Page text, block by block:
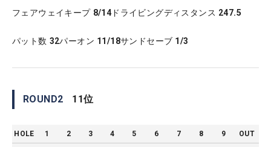
フェアウェイキープ 8/14 ドライビングディスタンス 247.5
パット数 32パーオン 11/18サンドセーブ 1/3
ROUND2 11位
HOLE 1 2 3 4 5 6 7 8 9 OUT